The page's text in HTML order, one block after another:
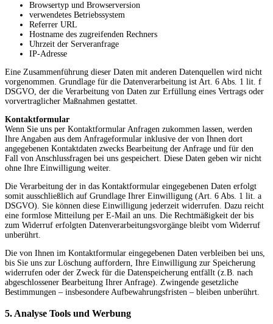
Browsertyp und Browserversion
verwendetes Betriebssystem
Referrer URL
Hostname des zugreifenden Rechners
Uhrzeit der Serveranfrage
IP-Adresse
Eine Zusammenführung dieser Daten mit anderen Datenquellen wird nicht
vorgenommen. Grundlage für die Datenverarbeitung ist Art. 6 Abs. 1 lit. f
DSGVO, der die Verarbeitung von Daten zur Erfüllung eines Vertrags oder
vorvertraglicher Maßnahmen gestattet.
Kontaktformular
Wenn Sie uns per Kontaktformular Anfragen zukommen lassen, werden
Ihre Angaben aus dem Anfrageformular inklusive der von Ihnen dort
angegebenen Kontaktdaten zwecks Bearbeitung der Anfrage und für den
Fall von Anschlussfragen bei uns gespeichert. Diese Daten geben wir nicht
ohne Ihre Einwilligung weiter.
Die Verarbeitung der in das Kontaktformular eingegebenen Daten erfolgt
somit ausschließlich auf Grundlage Ihrer Einwilligung (Art. 6 Abs. 1 lit. a
DSGVO). Sie können diese Einwilligung jederzeit widerrufen. Dazu reicht
eine formlose Mitteilung per E-Mail an uns. Die Rechtmäßigkeit der bis
zum Widerruf erfolgten Datenverarbeitungsvorgänge bleibt vom Widerruf
unberührt.
Die von Ihnen im Kontaktformular eingegebenen Daten verbleiben bei uns,
bis Sie uns zur Löschung auffordern, Ihre Einwilligung zur Speicherung
widerrufen oder der Zweck für die Datenspeicherung entfällt (z.B. nach
abgeschlossener Bearbeitung Ihrer Anfrage). Zwingende gesetzliche
Bestimmungen – insbesondere Aufbewahrungsfristen – bleiben unberührt.
5. Analyse Tools und Werbung